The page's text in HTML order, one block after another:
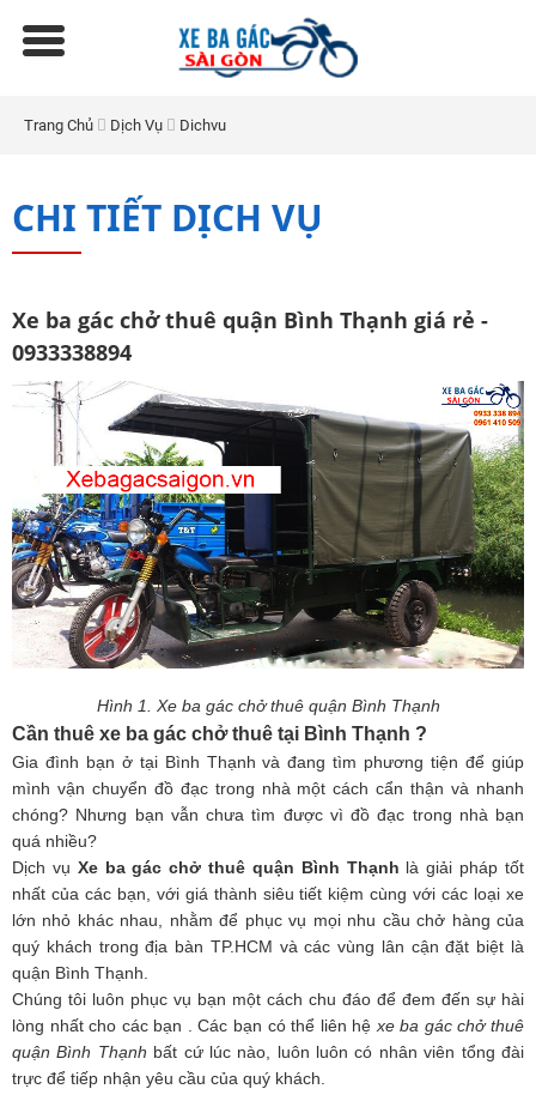
Trang Chủ Dịch Vụ Dichvu
CHI TIẾT DỊCH VỤ
Xe ba gác chở thuê quận Bình Thạnh giá rẻ -
0933338894
Hình 1. Xe ba gác chở thuê quận Bình Thạnh
Cần thuê xe ba gác chở thuê tại Bình Thạnh ?
Gia đình bạn ở tại Bình Thạnh và đang tìm phương tiện để giúp
mình vận chuyển đồ đạc trong nhà một cách cẩn thận và nhanh
chóng? Nhưng bạn vẫn chưa tìm được vì đồ đạc trong nhà bạn
quá nhiều?
Dịch vụ Xe ba gác chở thuê quận Bình Thạnh là giải pháp tốt
nhất của các bạn, với giá thành siêu tiết kiệm cùng với các loại xe
lớn nhỏ khác nhau, nhằm để phục vụ mọi nhu cầu chở hàng của
quý khách trong địa bàn TP.HCM và các vùng lân cận đặt biệt là
quận Bình Thạnh.
Chúng tôi luôn phục vụ bạn một cách chu đáo để đem đến sự hài
lòng nhất cho các bạn . Các bạn có thể liên hệxe ba gác chở thuê
quận Bình Thạnh bất cứ lúc nào, luôn luôn có nhân viên tổng đài
trực để tiếp nhận yêu cầu của quý khách.